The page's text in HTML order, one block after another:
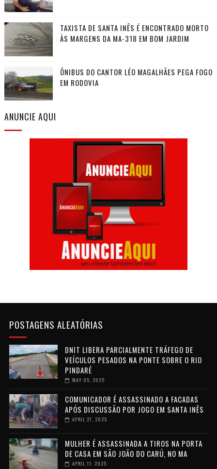
TAXISTA DE SANTA INÊS É ENCONTRADO MORTO
ÀS MARGENS DA MA-318 EM BOM JARDIM
ÔNIBUS DO CANTOR LÉO MAGALHÃES PEGA FOGO
EM RODOVIA
ANUNCIE AQUI
POSTAGENS ALEATÓRIAS
DNIT LIBERA PARCIALMENTE TRÁFEGO DE
VEÍCULOS PESADOS NA PONTE SOBRE O RIO
PINDARÉ
MAY 05, 2025
COMUNICADOR É ASSASSINADO A FACADAS
APÓS DISCUSSÃO POR JOGO EM SANTA INÊS
APRIL 27, 2025
MULHER É ASSASSINADA A TIROS NA PORTA
DE CASA EM SÃO JOÃO DO CARÚ, NO MA
APRIL 11, 2025